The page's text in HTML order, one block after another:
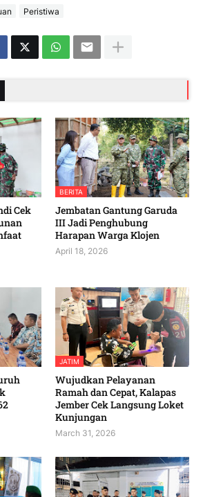
Peristiwa
Cek
BERITA
Jembatan Gantung Garuda
III Jadi Penghubung
Harapan Warga Klojen
April 18, 2026
JATIM
Wujudkan Pelayanan
Ramah dan Cepat, Kalapas
Jember Cek Langsung Loket
Kunjungan
March 31, 2026